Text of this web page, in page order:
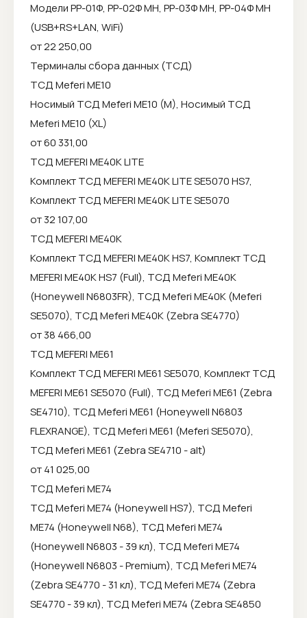
Модели РР-01Ф, РР-02Ф МН, РР-03Ф МН, РР-04Ф МН
(USB+RS+LAN, WiFi)
от 22 250,00
Терминалы сбора данных (ТСД)
ТСД Meferi ME10
Носимый ТСД Meferi ME10 (M), Носимый ТСД
Meferi ME10 (XL)
от 60 331,00
ТСД MEFERI ME40K LITE
Комплект ТСД MEFERI ME40K LITE SE5070 HS7,
Комплект ТСД MEFERI ME40K LITE SE5070
от 32 107,00
ТСД MEFERI ME40K
Комплект ТСД MEFERI ME40K HS7, Комплект ТСД
MEFERI ME40K HS7 (Full), ТСД Meferi ME40K
(Honeywell N6803FR), ТСД Meferi ME40K (Meferi
SE5070), ТСД Meferi ME40K (Zebra SE4770)
от 38 466,00
ТСД MEFERI ME61
Комплект ТСД MEFERI ME61 SE5070, Комплект ТСД
MEFERI ME61 SE5070 (Full), ТСД Meferi ME61 (Zebra
SE4710), ТСД Meferi ME61 (Honeywell N6803
FLEXRANGE), ТСД Meferi ME61 (Meferi SE5070),
ТСД Meferi ME61 (Zebra SE4710 - alt)
от 41 025,00
ТСД Meferi ME74
ТСД Meferi ME74 (Honeywell HS7), ТСД Meferi
ME74 (Honeywell N68), ТСД Meferi ME74
(Honeywell N6803 - 39 кл), ТСД Meferi ME74
(Honeywell N6803 - Premium), ТСД Meferi ME74
(Zebra SE4770 - 31 кл), ТСД Meferi ME74 (Zebra
SE4770 - 39 кл), ТСД Meferi ME74 (Zebra SE4850